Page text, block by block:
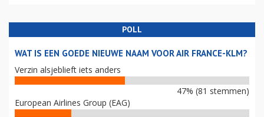
POLL
WAT IS EEN GOEDE NIEUWE NAAM VOOR AIR FRANCE-KLM?
Verzin alsjeblieft iets anders
47% (81 stemmen)
European Airlines Group (EAG)